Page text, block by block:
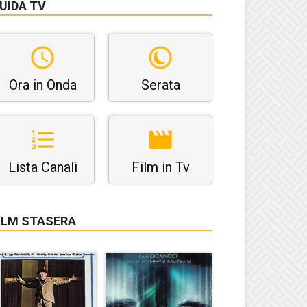
TV
Ora in Onda Serata
Lista Canali Film in Tv
STASERA